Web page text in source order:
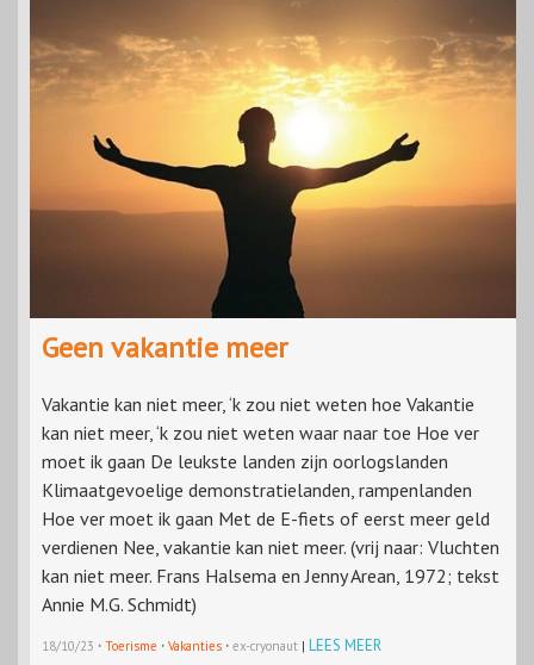
Geen vakantie meer
Vakantie kan niet meer, ‘k zou niet weten hoe Vakantie
kan niet meer, ‘k zou niet weten waar naar toe Hoe ver
moet ik gaan De leukste landen zijn oorlogslanden
Klimaatgevoelige demonstratielanden, rampenlanden
Hoe ver moet ik gaan Met de E-fiets of eerst meer geld
verdienen Nee, vakantie kan niet meer. (vrij naar: Vluchten
kan niet meer. Frans Halsema en Jenny Arean, 1972; tekst
Annie M.G. Schmidt)
18/10/23 · Toerisme · Vakanties · ex-cryonaut | LEES MEER